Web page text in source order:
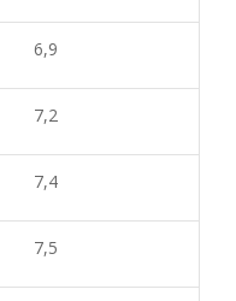
6,9
7,2
7,4
7,5